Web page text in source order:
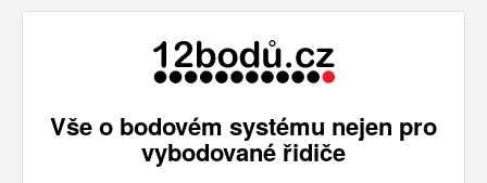
Vše o bodovém systému nejen pro
vybodované řidiče